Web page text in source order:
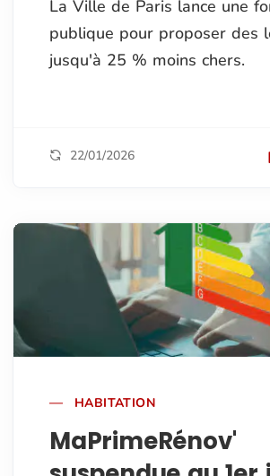
La Ville de Paris lance une
publique pour proposer des
jusqu'à 25 % moins chers.
22/01/2026
HABITATION
MaPrimeRénov'